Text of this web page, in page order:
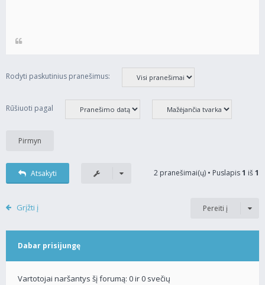
Rodyti paskutinius pranešimus:
Rūšiuoti pagal
Atsakyti 2 pranešimai(ų) • Puslapis1 iš1
Grįžti į Pereiti į
Dabar prisijungę
Vartotojai naršantys šį forumą: 0 ir 0 svečių